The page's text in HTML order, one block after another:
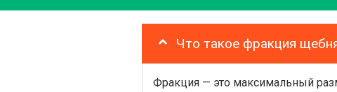
Что такое фракция
Фракция — это максимальный